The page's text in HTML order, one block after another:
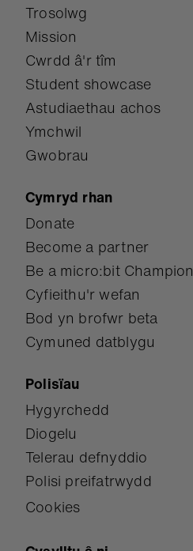
Trosolwg
Mission
Cwrdd â'r tîm
Student showcase
Astudiaethau achos
Ymchwil
Gwobrau
Cymryd rhan
Donate
Become a partner
Be a micro:bit Champion
Cyfieithu'r wefan
Bod yn brofwr beta
Cymuned datblygu
Polisïau
Hygyrchedd
Diogelu
Telerau defnyddio
Polisi preifatrwydd
Cookies